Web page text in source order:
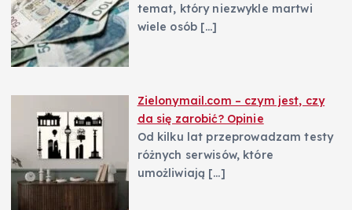
temat, który niezwykle martwi
wiele osób […]
Zielonymail.com – czym jest, czy
da się zarobić? Opinie
Od kilku lat przeprowadzam testy
różnych serwisów, które
umożliwiają […]